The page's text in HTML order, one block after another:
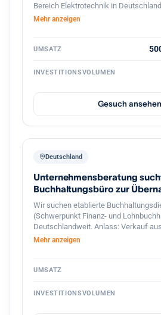
Bereich Elektrotechnik in
auf profitablen kleinen bis
interessant sind Unternehmen mit
Industrieelektrik Schaltschrankbau
Wartung & Service Photovoltaik /
(optional) Der Interessent strebt eine
Weiterführung und Weiterentwicklung
500.000 € und 5 Mio. € Standort in
Mehr anzeigen
UMSATZ
INVESTITIONSVOLUMEN
Gesuch ansehen
Deutschland
Unternehmensberatung
Buchhaltungsbüro zur
Wir suchen etablierte
(Schwerpunkt Finanz- und
Deutschlandweit. Anlass: Verkauf
Nachfolgemangel oder strategischer
Mehr anzeigen
UMSATZ
INVESTITIONSVOLUMEN